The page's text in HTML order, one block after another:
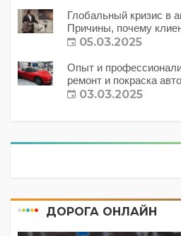
Глобальный кризис в
Причины, почему
с этим делать?
05.03.2025
Опыт и
ремонт и покраска
03.03.2025
ДОРОГА ОНЛАЙН